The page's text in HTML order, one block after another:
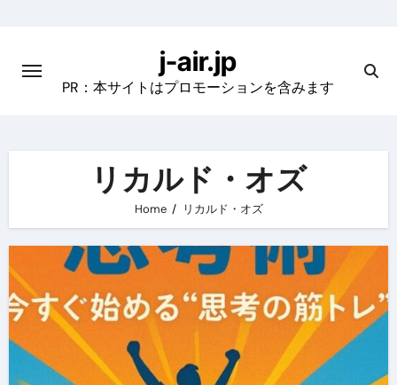
content
j-air.jp
PR：本サイトはプロモーションを含みます
リカルド・オズ
Home リカルド・オズ